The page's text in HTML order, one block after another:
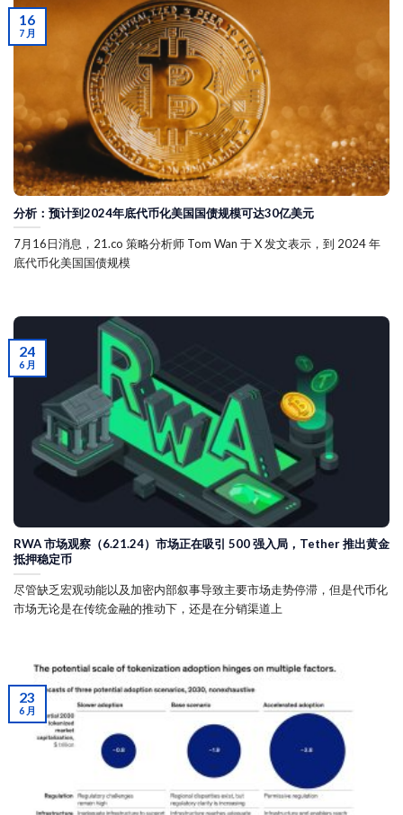
分析：预计到2024年底代币化美国国债规模可达30亿美元
7月16日消息，21.co 策略分析师 Tom Wan 于 X 发文表示，到 2024 年
底代币化美国国债规模
16
7 月
RWA 市场观察（6.21.24）市场正在吸引 500 强入局，Tether 推出黄金
抵押稳定币
尽管缺乏宏观动能以及加密内部叙事导致主要市场走势停滞，但是代币化
市场无论是在传统金融的推动下，还是在分销渠道上
24
6 月
23
6 月